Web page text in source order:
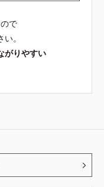
で
。
がりやすい